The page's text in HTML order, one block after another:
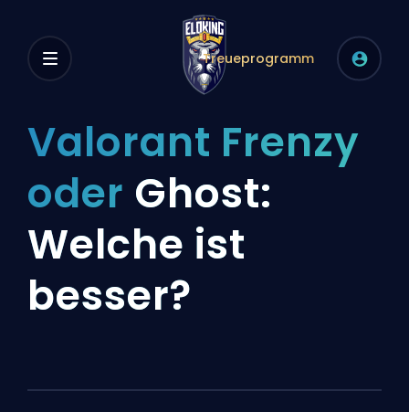
Treueprogramm
Valorant Frenzy
oder Ghost:
Welche ist
besser?